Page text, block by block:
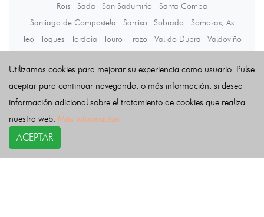
Rois
Sada San Sadurniño
Santa Comba
Santiago de Compostela
Santiso Sobrado
Somozas, As
Teo
Toques Tordoia Touro Trazo Val do Dubra
Valdoviño
Últimas noticias
Utilizamos cookies para mejorar su experiencia como usuario. Pulse
aceptar para continuar navegando, o más información, si desea
información adicional sobre el tratamiento de cookies que realiza
nuestra web. Más información
ACEPTAR